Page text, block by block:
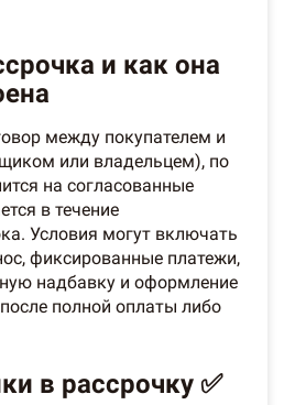
и как она
между покупателем и
или владельцем), по
на согласованные
в течение
Условия могут включать
фиксированные платежи,
надбавку и оформление
полной оплаты либо
в рассрочку ✅